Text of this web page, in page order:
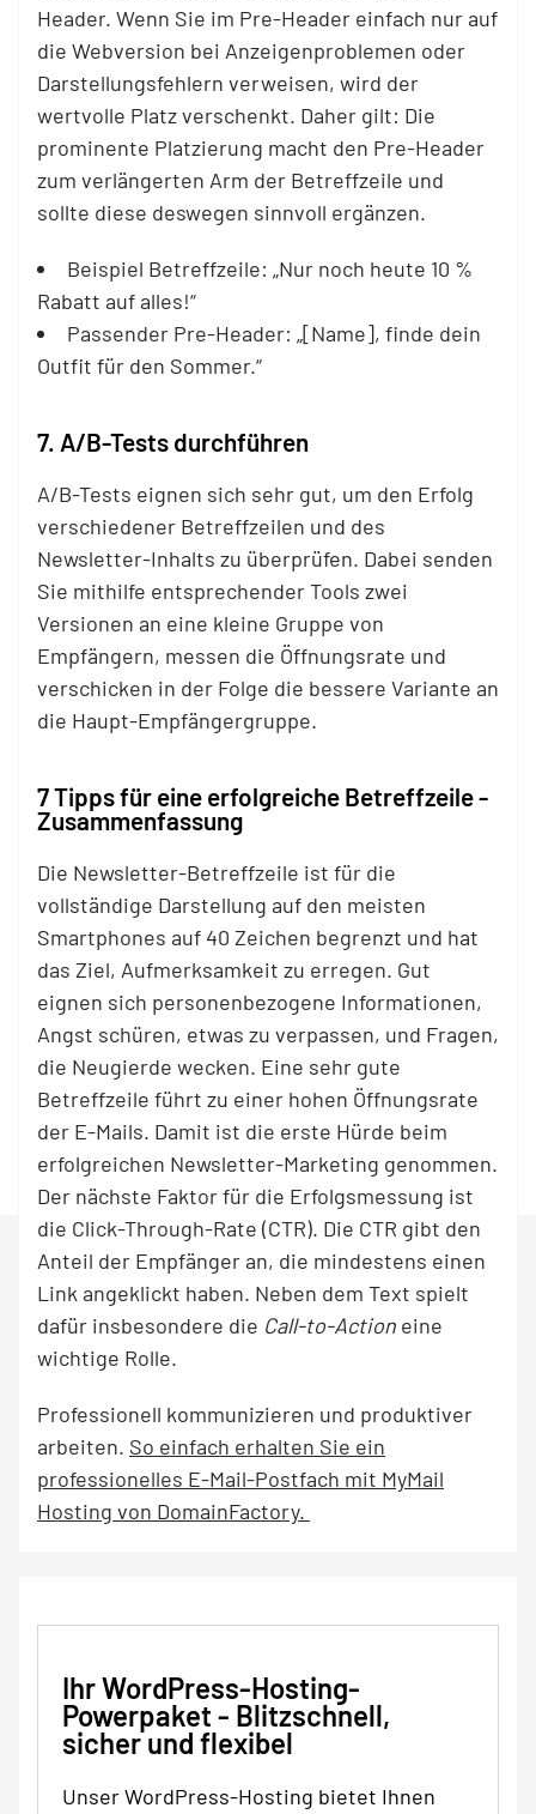
Header. Wenn Sie im Pre-Header einfach nur auf
die Webversion bei Anzeigenproblemen oder
Darstellungsfehlern verweisen, wird der
wertvolle Platz verschenkt. Daher gilt: Die
prominente Platzierung macht den Pre-Header
zum verlängerten Arm der Betreffzeile und
sollte diese deswegen sinnvoll ergänzen.
Beispiel Betreffzeile: „Nur noch heute 10 %
Rabatt auf alles!“
Passender Pre-Header: „[Name], finde dein
Outfit für den Sommer.“
7. A/B-Tests durchführen
A/B-Tests eignen sich sehr gut, um den Erfolg
verschiedener Betreffzeilen und des
Newsletter-Inhalts zu überprüfen. Dabei senden
Sie mithilfe entsprechender Tools zwei
Versionen an eine kleine Gruppe von
Empfängern, messen die Öffnungsrate und
verschicken in der Folge die bessere Variante an
die Haupt-Empfängergruppe.
7 Tipps für eine erfolgreiche Betreffzeile -
Zusammenfassung
Die Newsletter-Betreffzeile ist für die
vollständige Darstellung auf den meisten
Smartphones auf 40 Zeichen begrenzt und hat
das Ziel, Aufmerksamkeit zu erregen. Gut
eignen sich personenbezogene Informationen,
Angst schüren, etwas zu verpassen, und Fragen,
die Neugierde wecken. Eine sehr gute
Betreffzeile führt zu einer hohen Öffnungsrate
der E-Mails. Damit ist die erste Hürde beim
erfolgreichen Newsletter-Marketing genommen.
Der nächste Faktor für die Erfolgsmessung ist
die Click-Through-Rate (CTR). Die CTR gibt den
Anteil der Empfänger an, die mindestens einen
Link angeklickt haben. Neben dem Text spielt
dafür insbesondere die Call-to-Action eine
wichtige Rolle.
Professionell kommunizieren und produktiver
arbeiten. So einfach erhalten Sie ein
professionelles E-Mail-Postfach mit MyMail
Hosting von DomainFactory.
Ihr WordPress-Hosting-
Powerpaket - Blitzschnell,
sicher und flexibel
Unser WordPress-Hosting bietet Ihnen